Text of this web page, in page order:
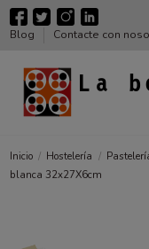
Blog Contacte con
Inicio Hostelería
blanca 32x27X6cm